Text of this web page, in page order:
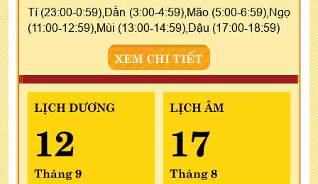
Tí (23:00-0:59),Dần (3:00-4:59),Mão (5:00-6:59),Ngọ
(11:00-12:59),Mùi (13:00-14:59),Dậu (17:00-18:59)
XEM CHI TIẾT
LỊCH DƯƠNG
12
Tháng 9
LỊCH ÂM
17
Tháng 8